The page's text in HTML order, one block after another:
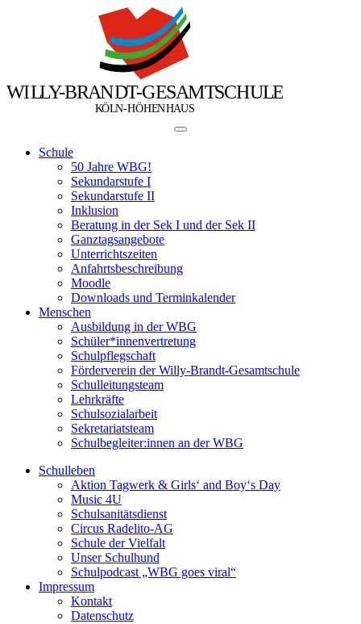
WILLY-BRANDT-GESAMTSCHULE
KÖLN-HÖHENHAUS
Schule
50 Jahre WBG!
Sekundarstufe I
Sekundarstufe II
Inklusion
Beratung in der Sek I und der Sek II
Ganztagsangebote
Unterrichtszeiten
Anfahrtsbeschreibung
Moodle
Downloads und Terminkalender
Menschen
Ausbildung in der WBG
Schüler*innenvertretung
Schulpflegschaft
Förderverein der Willy-Brandt-Gesamtschule
Schulleitungsteam
Lehrkräfte
Schulsozialarbeit
Sekretariatsteam
Schulbegleiter:innen an der WBG
Schulleben
Aktion Tagwerk & Girls‘ and Boy‘s Day
Music 4U
Schulsanitätsdienst
Circus Radelito-AG
Schule der Vielfalt
Unser Schulhund
Schulpodcast „WBG goes viral“
Impressum
Kontakt
Datenschutz